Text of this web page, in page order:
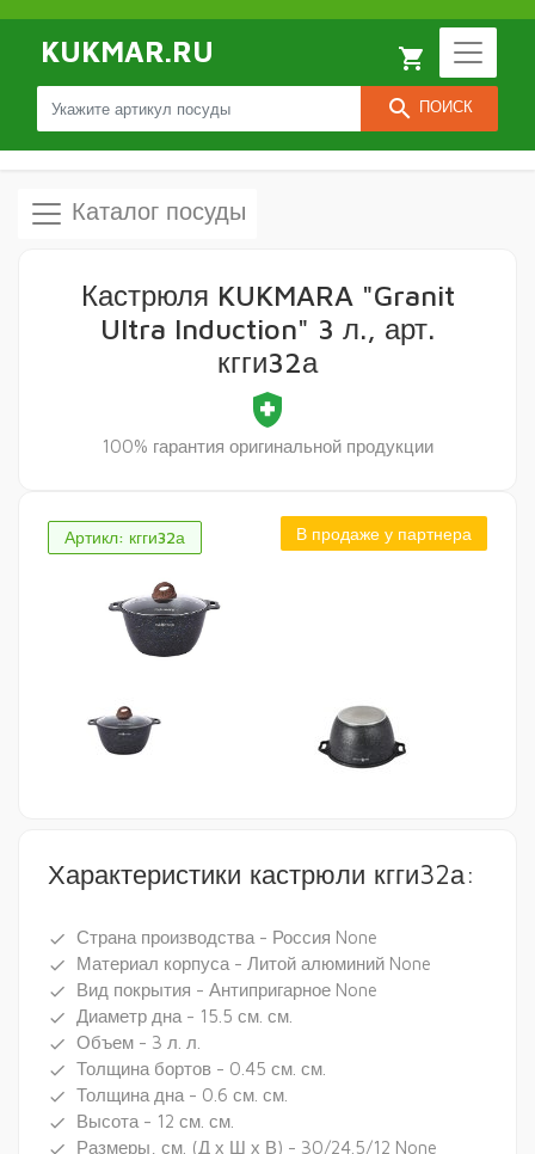
KUKMAR.RU
search ПОИСК
local_grocery_store
Каталог посуды
Артикл: кгги32а В продаже у партнера
Кастрюля KUKMARA "Granit
Ultra Induction" 3 л., арт.
кгги32а
health_and_safety
100% гарантия оригинальной продукции
Характеристики кастрюли кгги32а:
done Страна производства - Россия None
done Материал корпуса - Литой алюминий None
done Вид покрытия - Антипригарное None
done Диаметр дна - 15.5 см. см.
done Объем - 3 л. л.
done Толщина бортов - 0.45 см. см.
done Толщина дна - 0.6 см. см.
done Высота - 12 см. см.
done Размеры, см. (Д х Ш х В) - 30/24.5/12 None